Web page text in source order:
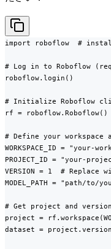
import roboflow  #
# Log in to Roboflow
roboflow.login()
# Initialize Roboflow
rf = roboflow.Roboflow()
# Define your
WORKSPACE_ID =
PROJECT_ID = "your-
VERSION = 1  # Replace
MODEL_PATH = "path/
# Get project and version
project =
dataset =